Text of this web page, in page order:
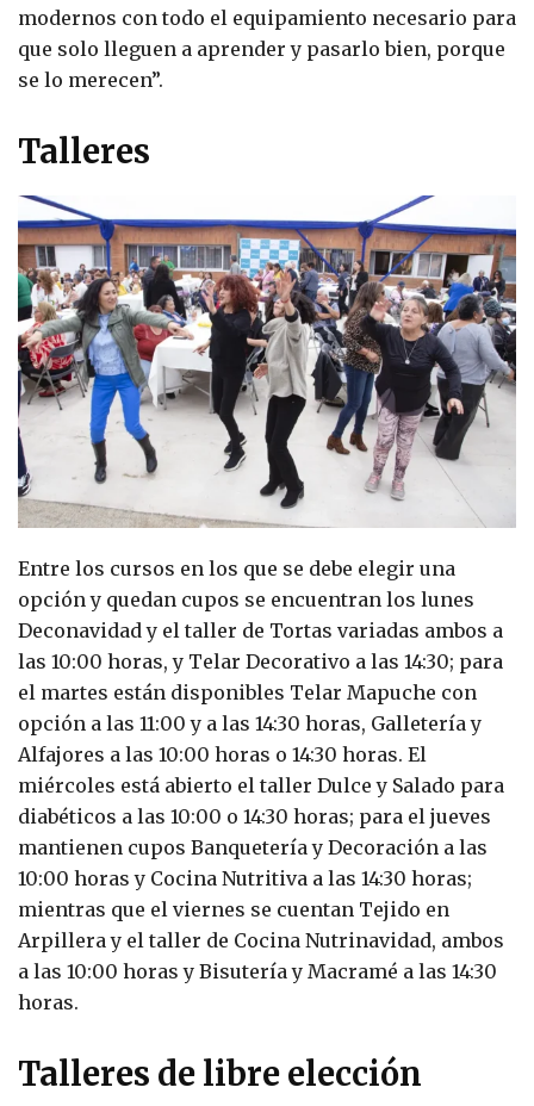
modernos con todo el equipamiento necesario para
que solo lleguen a aprender y pasarlo bien, porque
se lo merecen”.
Talleres
Entre los cursos en los que se debe elegir una
opción y quedan cupos se encuentran los lunes
Deconavidad y el taller de Tortas variadas ambos a
las 10:00 horas, y Telar Decorativo a las 14:30; para
el martes están disponibles Telar Mapuche con
opción a las 11:00 y a las 14:30 horas, Galletería y
Alfajores a las 10:00 horas o 14:30 horas. El
miércoles está abierto el taller Dulce y Salado para
diabéticos a las 10:00 o 14:30 horas; para el jueves
mantienen cupos Banquetería y Decoración a las
10:00 horas y Cocina Nutritiva a las 14:30 horas;
mientras que el viernes se cuentan Tejido en
Arpillera y el taller de Cocina Nutrinavidad, ambos
a las 10:00 horas y Bisutería y Macramé a las 14:30
horas.
Talleres de libre elección